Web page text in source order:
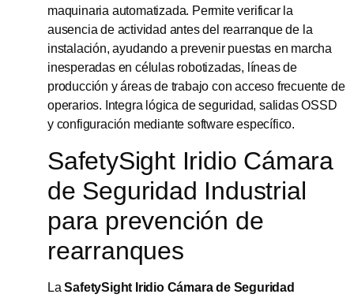
maquinaria automatizada. Permite verificar la
ausencia de actividad antes del rearranque de la
instalación, ayudando a prevenir puestas en marcha
inesperadas en células robotizadas, líneas de
producción y áreas de trabajo con acceso frecuente de
operarios. Integra lógica de seguridad, salidas OSSD
y configuración mediante software específico.
SafetySight Iridio Cámara
de Seguridad Industrial
para prevención de
rearranques
LaSafetySight Iridio Cámara de Seguridad